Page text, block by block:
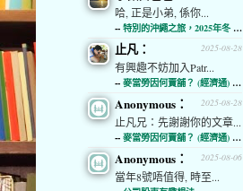
哈, 正是小弟, 係你...
-- 特別的沖繩之旅，2025年冬 (經濟通)
2025-08-28
止凡：
有興趣不妨加入Patr...
-- 麥當勞因何賣舖？ (經濟通) (略)
2025-08-28
Anonymous：
止凡兄：先謝謝你的文章...
-- 麥當勞因何賣舖？ (經濟通) (略)
2025-08-06
Anonymous：
當年8號唔值得, 時至...